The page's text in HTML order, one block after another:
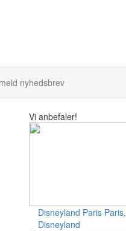
nyhedsbrev
Vi anbefaler!
Disneyland Paris Paris,
Disneyland